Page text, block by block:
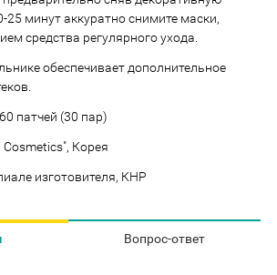
25 минут аккуратно снимите маски,
средства регулярного ухода.
обеспечивает дополнительное
патчей (30 пар)
Cosmetics", Корея
изготовителя, КНР
Вопрос-ответ